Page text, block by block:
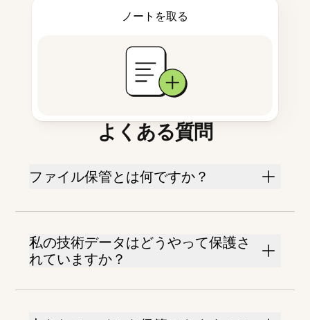
ノートを取る
よくある質問
ファイル保管とは何ですか？
私の技術データはどうやって保護さ
れていますか？